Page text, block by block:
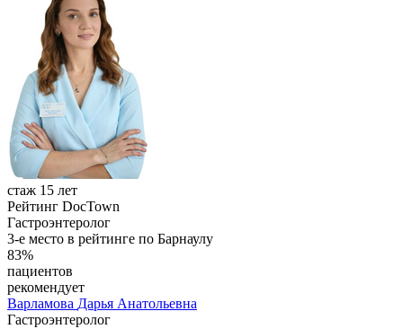
стаж 15 лет
Рейтинг DocTown
Гастроэнтеролог
3-е место в рейтинге по Барнаулу
83%
пациентов
рекомендует
Варламова Дарья Анатольевна
Гастроэнтеролог